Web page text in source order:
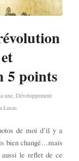
5 points
une ,Développement
Lucas
de moi d’il y a
bien changé…mais
le reflet de ce